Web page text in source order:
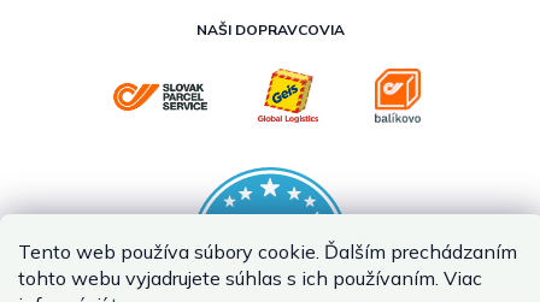
Tento web používa súbory cookie. Ďalším prechádzaním
tohto webu vyjadrujete súhlas s ich používaním. Viac
NAŠI DOPRAVCOVIA